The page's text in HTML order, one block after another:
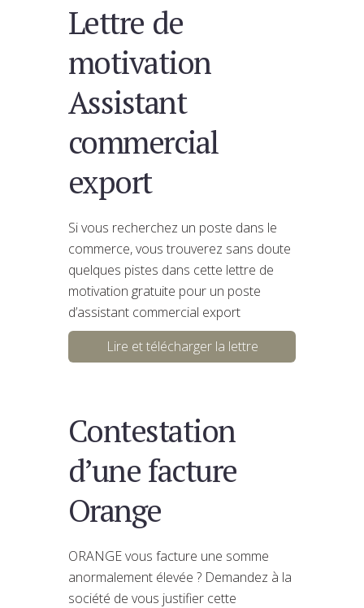
Lettre de
motivation
Assistant
commercial
export
Si vous recherchez un poste dans le
commerce, vous trouverez sans doute
quelques pistes dans cette lettre de
motivation gratuite pour un poste
d’assistant commercial export
Lire et télécharger la lettre
Contestation
d’une facture
Orange
ORANGE vous facture une somme
anormalement élevée ? Demandez à la
société de vous justifier cette